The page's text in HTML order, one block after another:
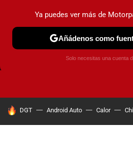
CAMBIO DE ACEITE
HOY SE HABLA DE
DGT Android Auto Calor
Ya puedes ver más de
Añádenos como
Solo necesitas una cuenta